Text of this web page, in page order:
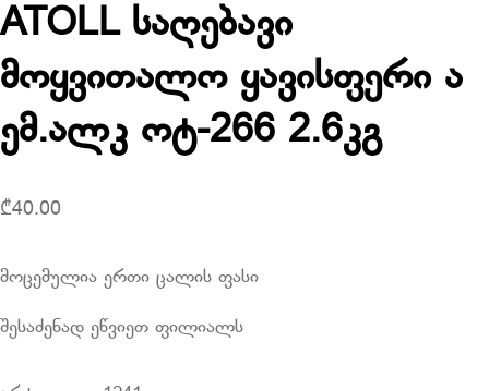
ATOLL საღებავი
მოყვითალო ყავისფერი ა
ემ.ალკ ოტ-266 2.6კგ
₾40.00
მოცემულია ერთი ცალის ფასი
შესაძენად ეწვიეთ ფილიალს